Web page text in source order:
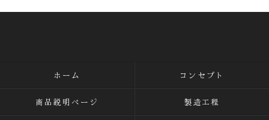
ホーム コンセプト
商品説明ページ 製造工程